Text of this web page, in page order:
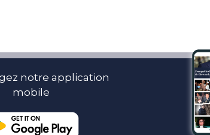
notre application
mobile